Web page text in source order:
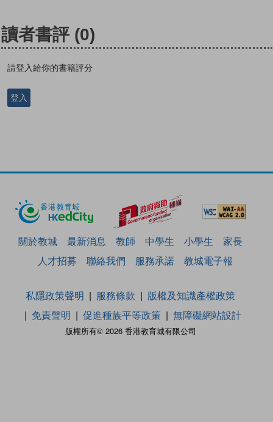
讀者書評 (0)
請登入給你的書籍評分
登入
關於教城 最新消息 教師 中學生 小學生
家長
人才招募
聯絡我們 服務承諾 教城電子報
版權所有© 2026 香港教育城有限公司
私隱政策聲明 服務條款
版權及知識產權政策
免責聲明
促進種族平等政策 無障礙網站設計